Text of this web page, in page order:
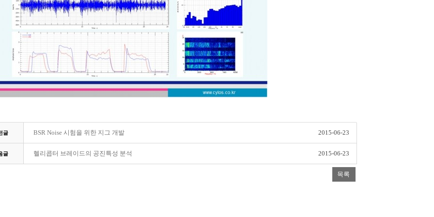
글 BSR Noise 시험을 위한 지그 개발 2015-06-23
글 헬리콥터 브레이드의 공진특성 분석 2015-06-23
목록